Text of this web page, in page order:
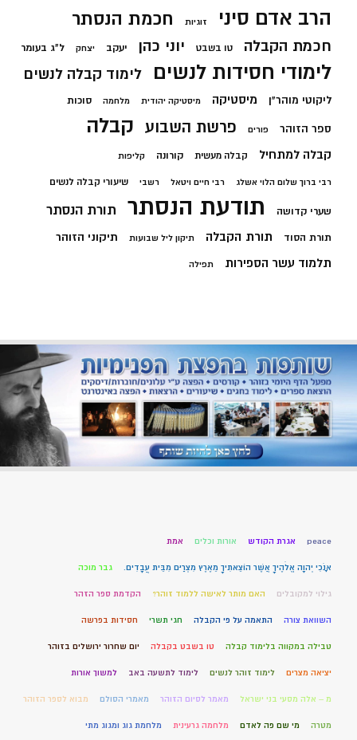
הרב אדם סיני זוגיות חכמת הנסתר
חכמת הקבלה טו בשבט יוני כהן יעקב יצחק ל"ג בעומר
לימודי חסידות לנשים לימוד קבלה לנשים
ליקוטי מוהר"ן מיסטיקה מיסטיקה יהודית מלחמה סוכות
ספר הזוהר פורים פרשת השבוע קבלה
קבלה למתחיל קבלה מעשית קורונה קליפות
רבי ברוך שלום הלוי אשלג רבי חיים ויטאל רשבי שיעורי קבלה לנשים
שערי קדושה תודעת הנסתר תורת הנסתר
תורת הסוד תורת הקבלה תיקון ליל שבועות תיקוני הזוהר
תלמוד עשר הספירות תפילה
peace אגרת הקודש אורות וכלים אמת
אָנֹכִי יְהוָה אֱלֹהֶיךָ אֲשֶׁר הוֹצֵאתִיךָ מֵאֶרֶץ מִצְרַיִם מִבֵּית עֲבָדִים. גבר מוכה
גילוי למקובלים האם מותר לאישה ללמוד זוהר? הקדמת ספר הזהר
השוואת צורה התאמה על פי הקבלה חגי תשרי חסידות בפרשה
טבילה במקווה בלימוד קבלה טו בשבט בקבלה יום שחרור ירושלים בזוהר
יציאה מצרים לימוד זוהר לנשים לימוד לתשעה באב למשוך אורות
מ – אלה מסעי בני ישראל מאמר לסיום הזוהר מאמרי הסולם מבוא לספר הזוהר
מטרה מי שם פה לאדם מלחמה גרעינית מלחמת גוג ומגוג מתי